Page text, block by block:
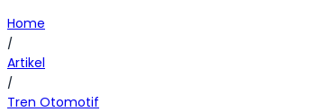
Home
/
Artikel
/
Tren Otomotif